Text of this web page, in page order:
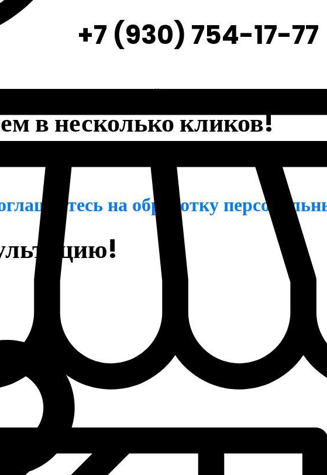
+7 (930) 754-17-77
из ваших возможностей.
в несколько кликов!
на обработку